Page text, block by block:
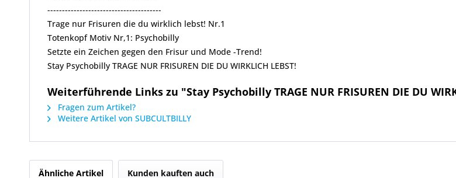
---------------------------------------
Trage nur Frisuren die du wirklich lebst! Nr.1
Totenkopf Motiv Nr,1: Psychobilly
Setzte ein Zeichen gegen den Frisur und Mode -Trend!
Stay Psychobilly TRAGE NUR FRISUREN DIE DU WIRKLICH LEBST!
Weiterführende Links zu "Stay Psychobilly TRAGE NUR FRISUREN DIE DU
Fragen zum Artikel?
Weitere Artikel von SUBCULTBILLY
Ähnliche Artikel Kunden kauften auch